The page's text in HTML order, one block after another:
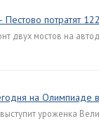
потратят
двух мостов на
на Олимпиаде
уроженка